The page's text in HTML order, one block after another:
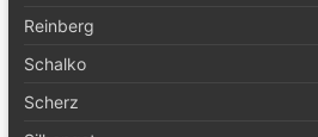
Reinberg
Schalko
Scherz